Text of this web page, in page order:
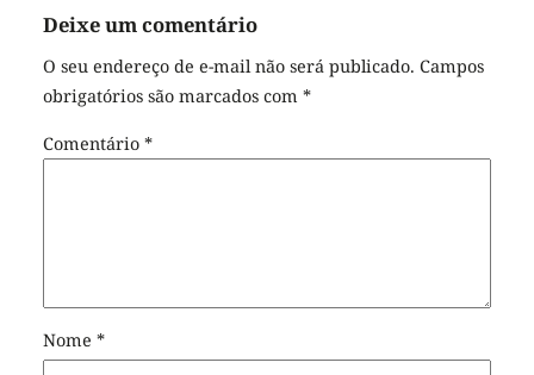
Deixe um comentário
O seu endereço de e-mail não será publicado. Campos
obrigatórios são marcados com *
Comentário *
Nome *